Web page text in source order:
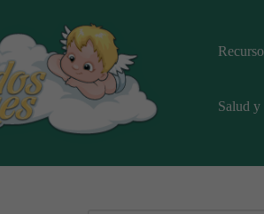
Salud y